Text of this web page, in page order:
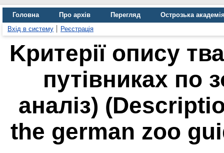
Головна Про архів Перегляд
Острозька
Вхід в систему
Реєстрація
Kритерії опису
путівниках по
аналіз)
the german zoo